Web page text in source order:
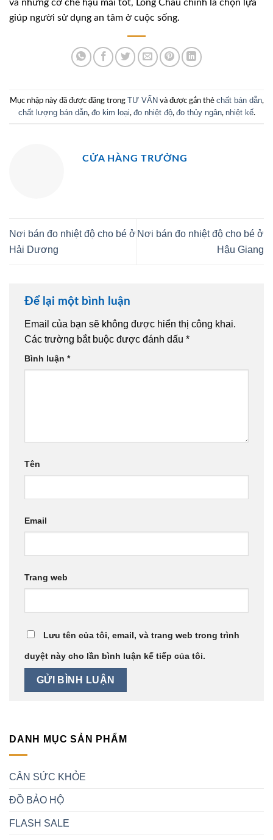
và những cơ chế hậu mãi tốt, Long Châu chính là chọn lựa
giúp người sử dụng an tâm ở cuộc sống.
Mục nhập này đã được đăng trong TƯ VẤN và được gắn thẻ chất bán dẫn,
chất lượng bán dẫn, đo kim loại, đo nhiệt độ, đo thủy ngân, nhiệt kế.
CỬA HÀNG TRƯỞNG
Nơi bán đo nhiệt độ cho bé ở
Hải Dương
Nơi bán đo nhiệt độ cho bé ở
Hậu Giang
Để lại một bình luận
Email của bạn sẽ không được hiển thị công khai.
Các trường bắt buộc được đánh dấu *
Bình luận *
Tên
Email
Trang web
Lưu tên của tôi, email, và trang web trong trình
duyệt này cho lần bình luận kế tiếp của tôi.
DANH MỤC SẢN PHẨM
CÂN SỨC KHỎE
ĐỒ BẢO HỘ
FLASH SALE